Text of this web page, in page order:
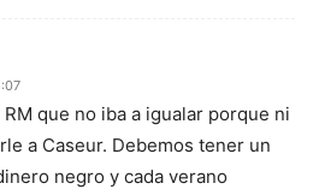
que no iba a igualar porque ni
a Caseur. Debemos tener un
negro y cada verano